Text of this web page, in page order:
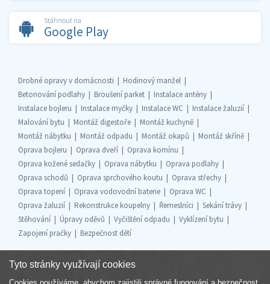
Stáhnout na
Google Play
Drobné opravy v domácnosti
Hodinový manžel
Betonování podlahy
Broušení parket
Instalace antény
Instalace bojleru
Instalace myčky Instalace WC
Instalace žaluzií
Malování bytu
Montáž digestoře
Montáž kuchyně
Montáž nábytku
Montáž odpadu Montáž okapů
Montáž skříně
Oprava bojleru
Oprava dveří
Oprava komínu
Oprava kožené sedačky
Oprava nábytku
Oprava podlahy
Oprava schodů
Oprava sprchového koutu
Oprava střechy
Oprava topení
Oprava vodovodní baterie
Oprava WC
Oprava žaluzií
Rekonstrukce koupelny Řemeslníci
Sekání trávy
Stěhování
Úpravy oděvů Vyčištění odpadu
Vyklízení bytu
Zapojení pračky
Bezpečnost dětí
Tyto stránky využívají cookies